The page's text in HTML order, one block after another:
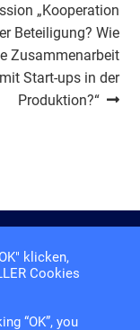
„Kooperation
Beteiligung? Wie
Zusammenarbeit
mit Start-ups in der
Produktion?“
klicken,
Cookies
“OK”, you